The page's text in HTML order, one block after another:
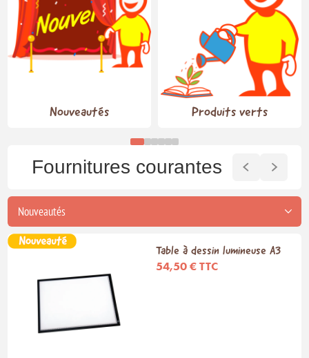
Nouveautés Produits verts
Fournitures courantes
Table à dessin lumineuse A3
54,50 € TTC